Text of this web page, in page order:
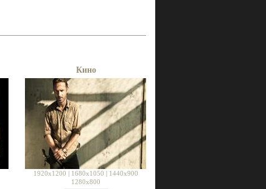
Кино
1920x1200 | 1680x1050 | 1440x900
1280x800